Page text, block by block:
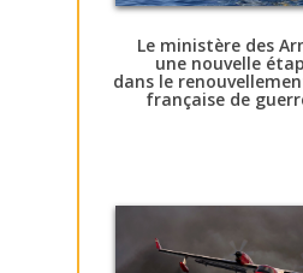
Le ministère des
une nouvelle
dans le
française de